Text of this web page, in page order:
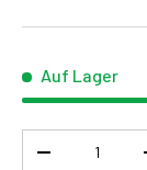
Auf Lager
-